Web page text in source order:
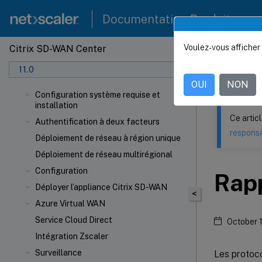
Documentation Produit
Citrix SD-WAN Center
11.0
Configuration système requise et
installation
Authentification à deux facteurs
Déploiement de réseau à région unique
Déploiement de réseau multirégional
Configuration
Déployer l’appliance Citrix SD-WAN
Azure Virtual WAN
Service Cloud Direct
Intégration Zscaler
Surveillance
Ce contenu a
Citrix
<
Ce
October
Les
Voulez-vous
OUI NON